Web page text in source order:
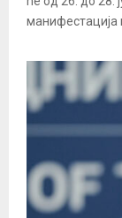
манифестација